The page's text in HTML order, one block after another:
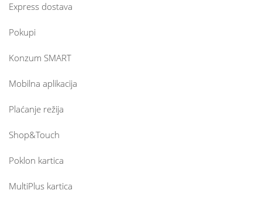
Express dostava
Pokupi
Konzum SMART
Mobilna aplikacija
Plaćanje režija
Shop&Touch
Poklon kartica
MultiPlus kartica